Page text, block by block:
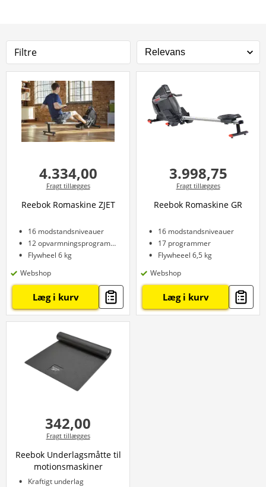
Filtre
4.334,00
Fragt tillægges
Reebok Romaskine ZJET
16 modstandsniveauer
12 opvarmningsprogrammer
Flywheel 6 kg
Webshop
Læg i kurv
3.998,75
Fragt tillægges
Reebok Romaskine GR
16 modstandsniveauer
17 programmer
Flywheeel 6,5 kg
Webshop
Læg i kurv
342,00
Fragt tillægges
Reebok Underlagsmåtte til
motionsmaskiner
Kraftigt underlag